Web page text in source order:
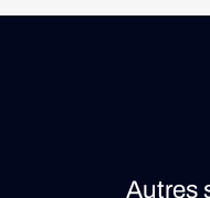
Autres